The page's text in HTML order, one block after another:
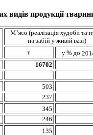
видів продукції
М’ясо (реалізація худоби та
на забій у живій вазі)
т
у % до
16702
503
237
345
246
135